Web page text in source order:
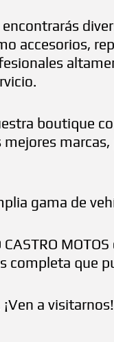
accesorios,
boutique
mejores
gama de
completa que
a visitarnos!